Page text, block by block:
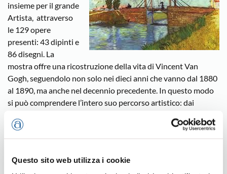
Questo sito web utilizza i cookie
insieme per il grande
Artista, attraverso
le 129 opere
presenti: 43 dipinti e
86 disegni. La
mostra offre una ricostruzione della vita di Vincent Van
Gogh, seguendolo non solo nei dieci anni che vanno dal 1880
al 1890, ma anche nel decennio precedente. In questo modo
si può comprendere l’intero suo percorso artistico: dai
quando l’Artista svolgeva la funzione di predicatore laico per i
minatori della zona, fino ai quadri conclusivi con i campi di
giorni prima di suicidarsi.